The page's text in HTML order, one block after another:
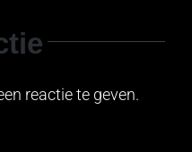
reactie te geven.